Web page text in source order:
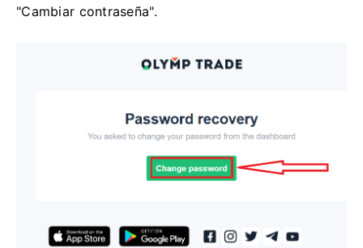
"Cambiar contraseña".